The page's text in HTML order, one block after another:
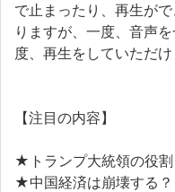
で止まったり、再生が
りますが、一度、音声
度、再生をしていただけ
【注目の内容】
★トランプ大統領の役割
★中国経済は崩壊する？